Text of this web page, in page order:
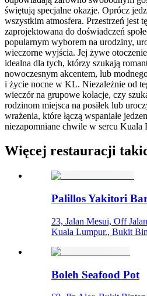
świętują specjalne okazje. Oprócz
wszystkim atmosfera. Przestrzeń jest
zaprojektowana do doświadczeń
popularnym wyborem na urodziny,
wieczorne wyjścia. Jej żywe
idealna dla tych, którzy szukają
nowoczesnym akcentem, lub
i życie nocne w KL. Niezależnie od
wieczór na grupowe kolacje, czy
rodzinom miejsca na posiłek lub
wrażenia, które łączą wspaniałe
niezapomniane chwile w sercu Kuala
Więcej restauracji
Palillos Yakitori
23, Jalan Mesui, Off
Kuala Lumpur., Bukit
Boleh Seafood Pot